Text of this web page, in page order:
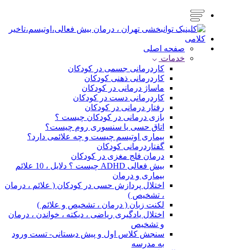
صفحه اصلی
خدمات
کاردرمانی جسمی در کودکان
کاردرمانی ذهنی کودکان
ماساژ درمانی در کودکان
کاردرمانی دست در کودکان
رفتار درمانی در کودکان
بازی درمانی در کودکان چیست ؟
اتاق حسی یا سنسوری روم چیست؟
بیماری اوتیسم چیست و چه علائمی دارد؟
گفتاردرمانی کودکان
درمان فلج مغزی در کودکان
بیش فعالی ADHD چیست ؟ دلایل ، 10 علائم
بیماری و درمان
اختلال پردازش حسی در کودکان ( علائم ، درمان
، تشخیص )
لکنت زبان ( درمان ، تشخیص و علائم )
اختلال یادگیری ریاضی ، دیکته ، خواندن ، درمان
و تشخیص
سنجش کلاس اول و پیش دبستانی- تست ورود
به مدرسه